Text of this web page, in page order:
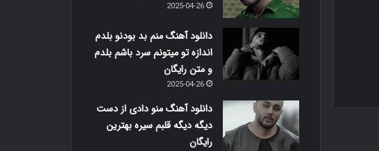
2025-04-26
دانلود آهنگ منم بد بودنو بلدم
اندازه تو میتونم سرد باشم بلدم
و متن رایگان
2025-04-26
دانلود آهنگ منو دادی از دست
دیگه دیگه قلبم سیره بهترین
رایگان